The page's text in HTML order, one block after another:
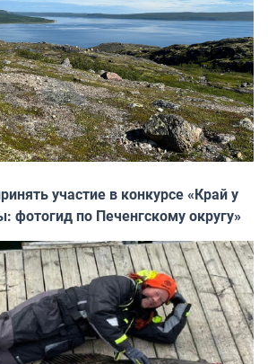
участие в конкурсе «Край у
фотогид по Печенгскому округу»